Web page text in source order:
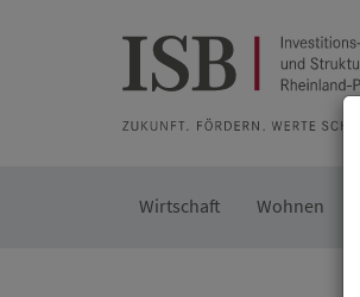
Wirtschaft Wohnen